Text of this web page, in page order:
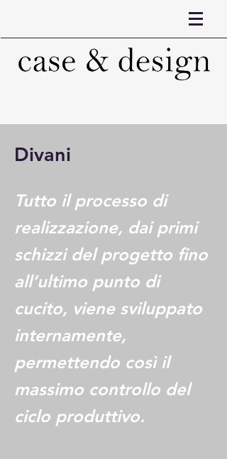
Divani
Tutto il processo di
realizzazione, dai primi
schizzi del progetto fino
all’ultimo punto di
cucito, viene sviluppato
internamente,
permettendo così il
massimo controllo del
ciclo produttivo.